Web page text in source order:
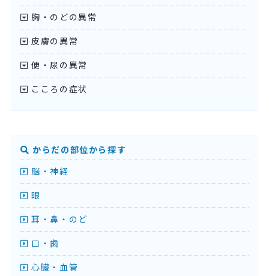
胸・のどの異常
皮膚の異常
便・尿の異常
こころの症状
からだの部位から探す
脳・神経
眼
耳・鼻・のど
口・歯
心臓・血管